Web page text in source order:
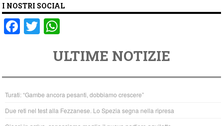
I NOSTRI SOCIAL
F
a
e
b
o
o
T
wi
er
at
s
A
p
p
ULTIME NOTIZIE
Turati: “Gambe ancora pesanti, dobbiamo crescere”
Due reti nel test alla Fezzanese. Lo Spezia segna nella ripresa